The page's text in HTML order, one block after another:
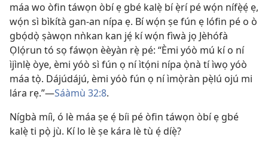
máa wo òfin táwọn òbí ẹ gbé kalẹ̀ bí ẹ̀rí pé wọ́n nífẹ̀ẹ́ ẹ,
wọ́n sì bìkítà gan-an nípa ẹ. Bí wọ́n ṣe fún ẹ lófin pé o ò
gbọ́dọ̀ ṣàwọn nǹkan kan jẹ́ kí wọ́n fìwà jọ Jèhófà
Ọlọ́run tó sọ fáwọn èèyàn rẹ̀ pé: “Èmi yóò mú kí o ní
ìjìnlẹ̀ òye, èmi yóò sì fún ọ ní ìtọ́ni nípa ọ̀nà tí ìwọ yóò
máa tọ̀. Dájúdájú, èmi yóò fún ọ ní ìmọ̀ràn pẹ̀lú ojú mi
lára rẹ.”—Sáàmù 32:8.
Nígbà míì, ó lè máa ṣe ẹ́ bíi pé òfin táwọn òbí ẹ gbé
kalẹ̀ ti pọ̀ jù. Kí lo lè ṣe kára lè tù ẹ́ díẹ̀?